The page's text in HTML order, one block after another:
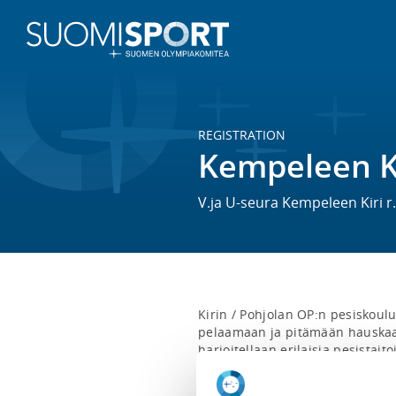
REGISTRATION
Kempeleen
V.ja U-seura Kempeleen Kiri
Kirin / Pohjolan OP:n
pelaamaan ja pitämään
harjoitellaan erilaisia
pelaamisessa. Et tarvitse omia
testaamaan pesistaitojasi.